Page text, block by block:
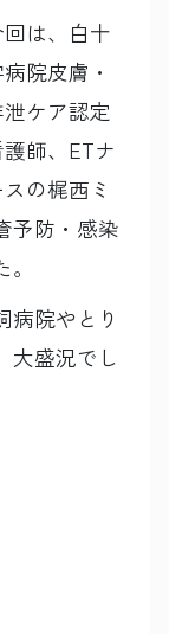
は、白十
院皮膚・
ケア認定
師、ETナ
の梶西ミ
予防・感染
病院やとり
大盛況でし